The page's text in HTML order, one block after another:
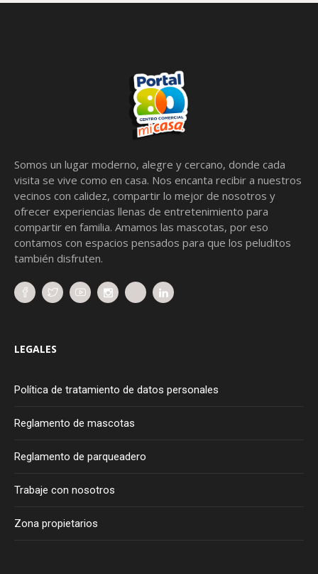
Somos un lugar moderno, alegre y cercano, donde cada
visita se vive como en casa. Nos encanta recibir a nuestros
vecinos con calidez, compartir lo mejor de nosotros y
ofrecer experiencias llenas de entretenimiento para
compartir en familia. Amamos las mascotas, por eso
contamos con espacios pensados para que los peluditos
también disfruten.
LEGALES
Política de tratamiento de datos personales
Reglamento de mascotas
Reglamento de parqueadero
Trabaje con nosotros
Zona propietarios